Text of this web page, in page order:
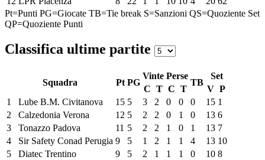
Pt=Punti PG=Giocate TB=Tie break S=Sanzioni QS=Quoziente Set
QP=Quoziente Punti
Classifica ultime partite
Squadra Pt PG
Vinte Perse
TB
Set
C T C T V P
1
Lube B.M. Civitanova 15 5 3 2 0 0 0 15 1
2
Calzedonia Verona 12 5 2 2 0 1 0 13 6
3
Tonazzo Padova 11 5 2 2 1 0 1 13 7
4
Sir Safety Conad Perugia 9 5 1 2 1 1 4 13 10
5
Diatec Trentino 9 5 2 1 1 1 0 10 8